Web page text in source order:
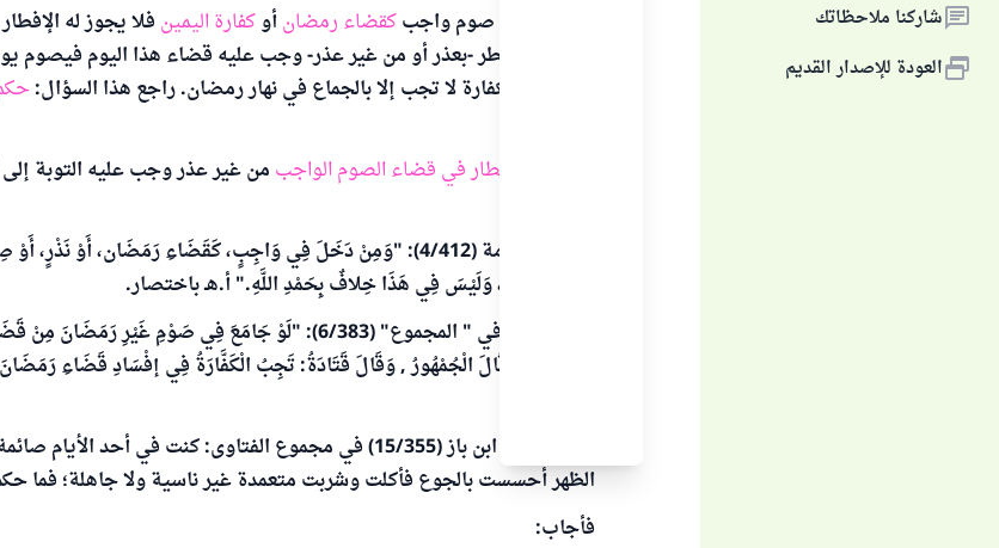
شاركنا ملاحظاتك
العودة للإصدار القديم
من شرع في صوم واجبكقضاء رمضانأوكفارة اليمين فلا يجوز له
سفر. فإن أفطر -بعذر أو من غير عذر- وجب عليه قضاء هذا اليوم فيصوم
عليه، لأن الكفارة لا تجب إلا بالجماع في نهار رمضان. راجع هذا السؤال:
الإفطار في قضاء الصوم الواجبمن غير عذر وجب عليه التوبة إلى
قال ابن قدامة (4/412): "وَمِنْ دَخَلَ فِي وَاجِبٍ، كَقَضَاءِ رَمَضَان، أَوْ
الْخُرُوجُ مِنْهُ، وَلَيْسَ فِي هَذَا خِلافٌ بِحَمْدِ اللَّهِ." أ.هـ باختصار.
قال النووي في " المجموع" (6/383): "لَوْ جَامَعَ فِي صَوْمِ غَيْرِ
كَفَّارَةَ، وَبِهِ قَالَ الْجُمْهُورُ , وَقَالَ قَتَادَةُ: تَجِبُ الْكَفَّارَةُ فِي إفْسَادِ قَضَاءِ
سئل الشيخ ابن باز (15/355) في مجموع الفتاوى: كنت في أحد
الظهر أحسست بالجوع فأكلت وشربت متعمدة غير ناسية ولا جاهلة؛ فما
فأجاب: